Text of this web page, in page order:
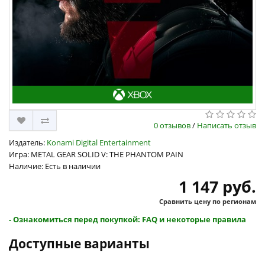
0 отзывов/ Написать отзыв
Издатель: Konami Digital Entertainment
Игра: METAL GEAR SOLID V: THE PHANTOM PAIN
Наличие: Есть в наличии
1 147 руб.
Сравнить цену по регионам
- Ознакомиться перед покупкой: FAQ и некоторые правила
Доступные варианты